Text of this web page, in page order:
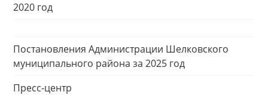
2020 год
Постановления Администрации Шелковского
муниципального района за 2025 год
Пресс-центр